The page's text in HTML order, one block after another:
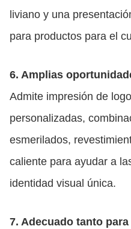
liviano y una
para productos para el
6. Amplias
Admite impresión de
personalizadas,
esmerilados,
caliente para ayudar a
identidad visual única.
7. Adecuado tanto